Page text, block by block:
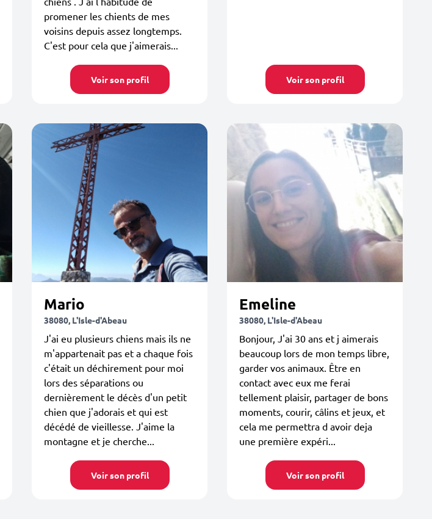
promener les chients de mes
voisins depuis assez longtemps.
C'est pour cela que j'aimerais...
Voir son profil Voir son profil
Mario
38080, L'Isle-d'Abeau
J'ai eu plusieurs chiens mais ils ne
m'appartenait pas et a chaque fois
c'était un déchirement pour moi
lors des séparations ou
dernièrement le décès d'un petit
chien que j'adorais et qui est
décédé de vieillesse. J'aime la
montagne et je cherche...
Voir son profil
Emeline
38080, L'Isle-d'Abeau
Bonjour, J'ai 30 ans et j aimerais
beaucoup lors de mon temps libre,
garder vos animaux. Être en
contact avec eux me ferai
tellement plaisir, partager de bons
moments, courir, câlins et jeux, et
cela me permettra d avoir deja
une première expéri...
Voir son profil